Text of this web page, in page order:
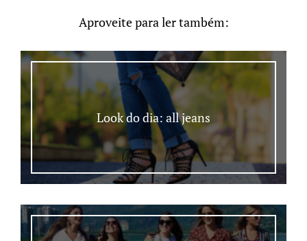
Aproveite para ler também:
Look do dia: all jeans